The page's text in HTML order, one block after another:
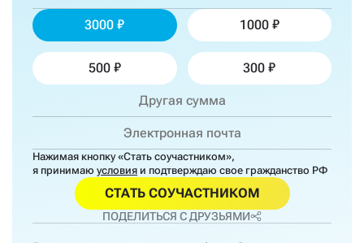
3000 1000
500 300
Нажимая кнопку «Стать соучастником»,
я принимаю условия и подтверждаю свое гражданство РФ
СТАТЬ СОУЧАСТНИКОМ
ПОДЕЛИТЬСЯ С ДРУЗЬЯМИ